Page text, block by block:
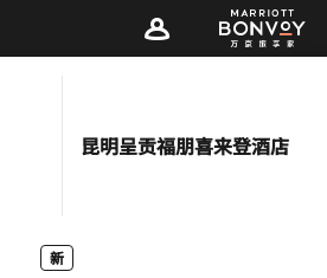
昆明呈贡福朋喜来登酒店
新